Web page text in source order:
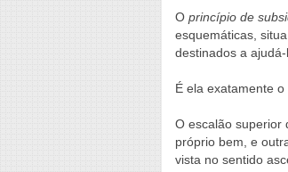
O princípio de
esquemáticas,
destinados a ajudá-
É ela exatamente o
O escalão superior
próprio bem, e
vista no sentido